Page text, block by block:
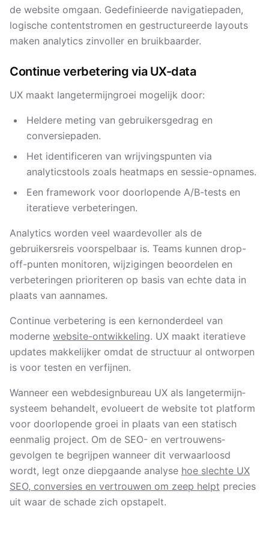
de website omgaan. Gedefinieerde navigatiepaden,
logische contentstromen en gestructureerde layouts
maken analytics zinvoller en bruikbaarder.
Continue verbetering via UX-data
UX maakt langetermijngroei mogelijk door:
Heldere meting van gebruikersgedrag en
conversiepaden.
Het identificeren van wrijvingspunten via
analyticstools zoals heatmaps en sessie-opnames.
Een framework voor doorlopende A/B-tests en
iteratieve verbeteringen.
Analytics worden veel waardevoller als de
gebruikersreis voorspelbaar is. Teams kunnen drop-
off-punten monitoren, wijzigingen beoordelen en
verbeteringen prioriteren op basis van echte data in
plaats van aannames.
Continue verbetering is een kernonderdeel van
moderne website-ontwikkeling. UX maakt iteratieve
updates makkelijker omdat de structuur al ontworpen
is voor testen en verfijnen.
Wanneer een webdesignbureau UX als langetermijn­
systeem behandelt, evolueert de website tot platform
voor doorlopende groei in plaats van een statisch
eenmalig project. Om de SEO- en vertrouwens­
gevolgen te begrijpen wanneer dit verwaarloosd
wordt, legt onze diepgaande analyse hoe slechte UX
SEO, conversies en vertrouwen om zeep helpt precies
uit waar de schade zich opstapelt.